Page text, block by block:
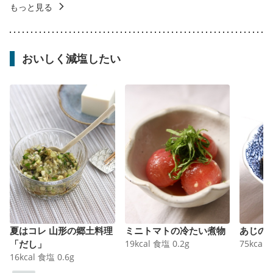
もっと見る
おいしく減塩したい
夏はコレ 山形の郷土料理
「だし」
16kcal 食塩 0.6g
ミニトマトの冷たい煮物
19kcal 食塩 0.2g
あじの
75kcal